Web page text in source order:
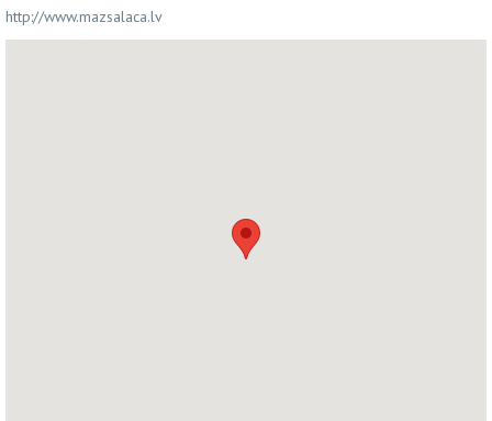
http://www.mazsalaca.lv